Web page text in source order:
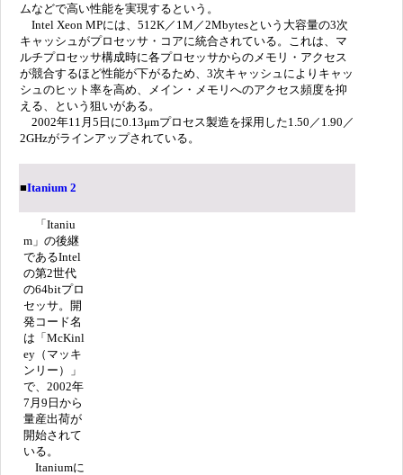
ムなどで高い性能を実現するという。
Intel Xeon MPには、512K／1M／2Mbytesという大容量の3次
キャッシュがプロセッサ・コアに統合されている。これは、マ
ルチプロセッサ構成時に各プロセッサからのメモリ・アクセス
が競合するほど性能が下がるため、3次キャッシュによりキャッ
シュのヒット率を高め、メイン・メモリへのアクセス頻度を抑
える、という狙いがある。
2002年11月5日に0.13μmプロセス製造を採用した1.50／1.90／
2GHzがラインアップされている。
■Itanium 2
「Itaniu
m」の後継
であるIntel
の第2世代
の64bitプロ
セッサ。開
発コード名
は「McKinl
ey（マッキ
ンリー）」
で、2002年
7月9日から
量産出荷が
開始されて
いる。
Itaniumに